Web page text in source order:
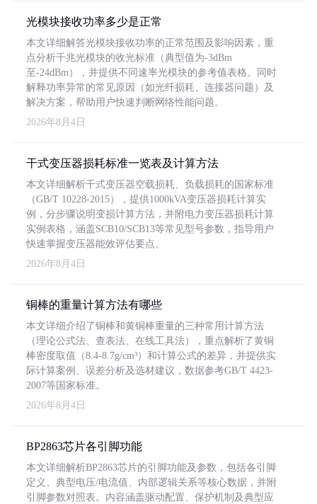
光模块接收功率多少是正常
本文详细解答光模块接收功率的正常范围及影响因素，重
点分析千兆光模块的收光标准（典型值为-3dBm
至-24dBm），并提供不同速率光模块的参考值表格。同时
解释功率异常的常见原因（如光纤损耗、连接器问题）及
解决方案，帮助用户快速判断网络性能问题。
2026年8月4日
干式变压器损耗标准一览表及计算方法
本文详细解析干式变压器空载损耗、负载损耗的国家标准
（GB/T 10228-2015），提供1000kVA变压器损耗计算实
例，分步骤说明变损计算方法，并附电力变压器损耗计算
实例表格，涵盖SCB10/SCB13等常见型号参数，指导用户
快速掌握变压器能效评估要点。
2026年8月4日
铜棒的重量计算方法有哪些
本文详细介绍了铜棒和黄铜棒重量的三种常用计算方法
（理论公式法、查表法、在线工具法），重点解析了黄铜
棒密度取值（8.4-8.7g/cm³）和计算公式的差异，并提供实
际计算案例、误差分析及选材建议，数据参考GB/T 4423-
2007等国家标准。
2026年8月4日
BP2863芯片各引脚功能
本文详细解析BP2863芯片的引脚功能及参数，包括各引脚
定义、典型电压/电流值、内部逻辑关系等核心数据，并附
引脚参数对照表。内容涵盖驱动配置、保护机制及典型应